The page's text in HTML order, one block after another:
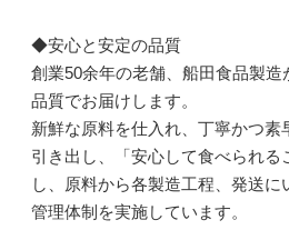
◆安心と安定の品質
創業50余年の老舗、船田食品製
品質でお届けします。
新鮮な原料を仕入れ、丁寧かつ素
引き出し、「安心して食べられる
し、原料から各製造工程、発送
管理体制を実施しています。